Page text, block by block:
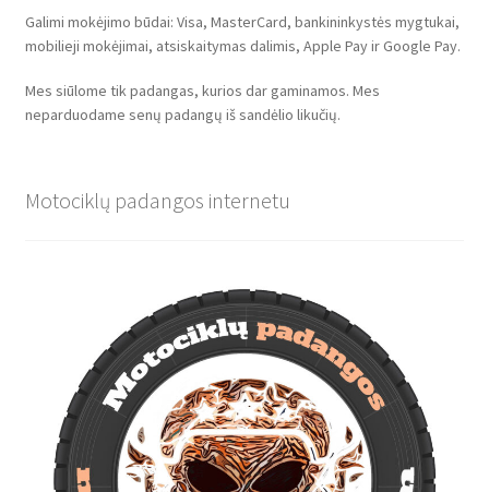
Galimi mokėjimo būdai: Visa, MasterCard, bankininkystės mygtukai,
mobilieji mokėjimai, atsiskaitymas dalimis, Apple Pay ir Google Pay.
Mes siūlome tik padangas, kurios dar gaminamos. Mes
neparduodame senų padangų iš sandėlio likučių.
Motociklų padangos internetu